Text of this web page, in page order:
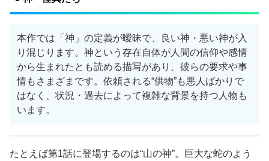
本作では「神」の定義が曖昧で、良い神・悪い神が入
り混じります。神という存在自体が人間の信仰や感情
から生まれたとも読める描写があり、彼らの要求や事
情もさまざまです。依頼される“供物”も悪人ばかりで
はなく、状況・過去によって複雑な背景を持つ人物も
います。
たとえば第1話に登場するのは“山の神”。巨大な蛇のよう